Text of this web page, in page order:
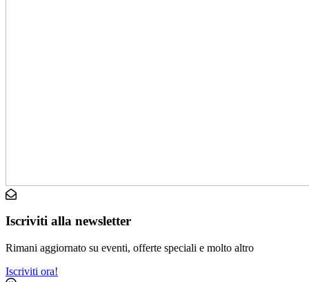
Iscriviti alla newsletter
Rimani aggiornato su eventi, offerte speciali e molto altro
Iscriviti ora!